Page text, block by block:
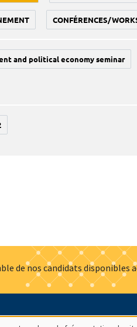
CONFÉRENCES/
and political economy seminar
de nos candidats
Offres d'emploi Presse